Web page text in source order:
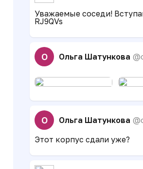
О Ольга Шатункова
Этот корпус сдали уже?
О Ольга Шатункова
Уважаемые соседи!
RJ9QVs